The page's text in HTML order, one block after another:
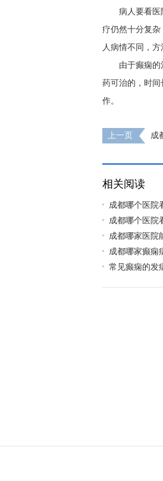
病人要看医
疗仍然十分复
人病情不同，
由于癫痫
药可治的，时
作。
上一页 成
相关阅读
成都哪个医院
成都哪个医院
成都哪家医院
成都哪家癫痫
常见癫痫的发